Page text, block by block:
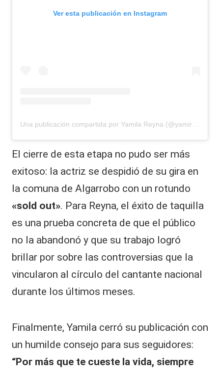
Ver esta publicación en Instagram
​El cierre de esta etapa no pudo ser más
exitoso: la actriz se despidió de su gira en
la comuna de Algarrobo con un rotundo
«sold out». Para Reyna, el éxito de taquilla
es una prueba concreta de que el público
no la abandonó y que su trabajo logró
brillar por sobre las controversias que la
vincularon al círculo del cantante nacional
durante los últimos meses.
​Finalmente, Yamila cerró su publicación con
un humilde consejo para sus seguidores:
“Por más que te cueste la vida, siempre